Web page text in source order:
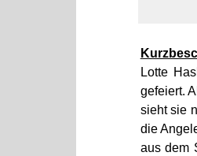
Lotte
gefeiert.
sieht sie
die
aus dem